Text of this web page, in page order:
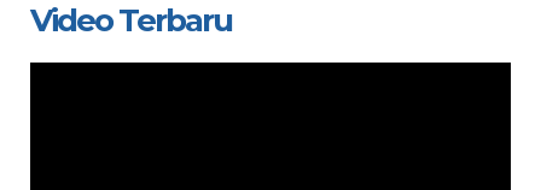
Video Terbaru